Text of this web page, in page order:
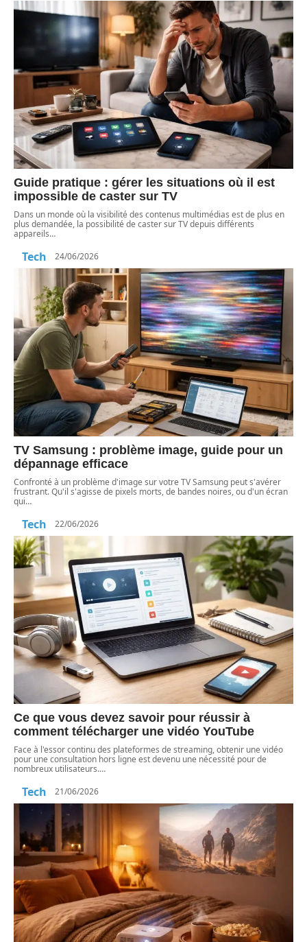
Guide pratique : gérer les situations où il est
impossible de caster sur TV
Dans un monde où la visibilité des contenus multimédias est de plus en
plus demandée, la possibilité de caster sur TV depuis différents
appareils…
Tech 24/06/2026
TV Samsung : problème image, guide pour un
dépannage efficace
Confronté à un problème d'image sur votre TV Samsung peut s'avérer
frustrant. Qu'il s'agisse de pixels morts, de bandes noires, ou d'un écran
qui…
Tech 22/06/2026
Ce que vous devez savoir pour réussir à
comment télécharger une vidéo YouTube
Face à l'essor continu des plateformes de streaming, obtenir une vidéo
pour une consultation hors ligne est devenu une nécessité pour de
nombreux utilisateurs.…
Tech 21/06/2026